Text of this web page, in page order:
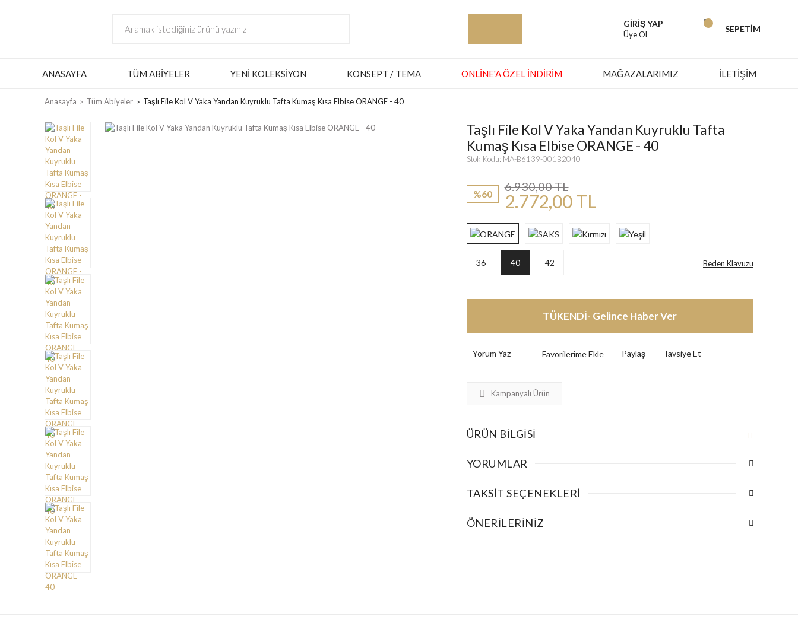
GİRİŞ YAP
Üye Ol
SEPETİM
ANASAYFA TÜM ABIYELER YENI KOLEKSIYON KONSEPT / TEMA ONLINE'A ÖZEL İNDIRIM MAĞAZALARIMIZ İLETİŞİM
Anasayfa Tüm Abiyeler Taşlı File Kol V Yaka Yandan Kuyruklu Tafta Kumaş Kısa Elbise ORANGE - 40
Taşlı File Kol V Yaka Yandan Kuyruklu Tafta
Kumaş Kısa Elbise ORANGE - 40
Stok Kodu: MA-B6139-001B2040
%60
6.930,00 TL
2.772,00 TL
36 40 42 Beden Klavuzu
TÜKENDİ- Gelince Haber Ver
Yorum Yaz Paylaş Tavsiye Et
Kampanyalı Ürün
ÜRÜN BILGISI
YORUMLAR
TAKSIT SEÇENEKLERI
ÖNERILERINIZ